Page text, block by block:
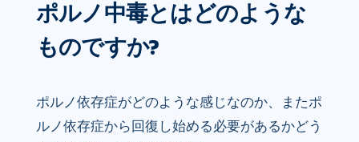
ポルノ中毒とはどのような
ものですか?
ポルノ依存症がどのような感じなのか、またポ
ルノ依存症から回復し始める必要があるかどう